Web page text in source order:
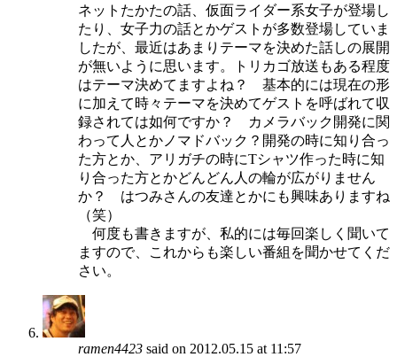
ネットたかたの話、仮面ライダー系女子が登場し
たり、女子力の話とかゲストが多数登場していま
したが、最近はあまりテーマを決めた話しの展開
が無いように思います。トリカゴ放送もある程度
はテーマ決めてますよね？ 基本的には現在の形
に加えて時々テーマを決めてゲストを呼ばれて収
録されては如何ですか？ カメラバック開発に関
わって人とかノマドバック？開発の時に知り合っ
た方とか、アリガチの時にTシャツ作った時に知
り合った方とかどんどん人の輪が広がりません
か？ はつみさんの友達とかにも興味ありますね
（笑）
何度も書きますが、私的には毎回楽しく聞いて
ますので、これからも楽しい番組を聞かせてくだ
さい。
ramen4423 said on 2012.05.15 at 11:57